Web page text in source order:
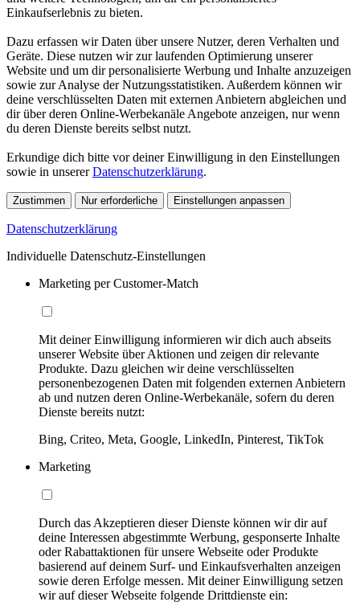
Einkaufserlebnis zu bieten.
Dazu erfassen wir Daten über unsere Nutzer, deren Verhalten und
Geräte. Diese nutzen wir zur laufenden Optimierung unserer
Website und um dir personalisierte Werbung und Inhalte anzuzeigen
sowie zur Analyse der Nutzungsstatistiken. Außerdem können wir
deine verschlüsselten Daten mit externen Anbietern abgleichen und
dir über deren Online-Werbekanäle Angebote anzeigen, nur wenn
du deren Dienste bereits selbst nutzt.
Erkundige dich bitte vor deiner Einwilligung in den Einstellungen
sowie in unsererDatenschutzerklärung.
Zustimmen Nur erforderliche Einstellungen anpassen
Datenschutzerklärung
Individuelle Datenschutz-Einstellungen
Marketing per Customer-Match
Mit deiner Einwilligung informieren wir dich auch abseits
unserer Website über Aktionen und zeigen dir relevante
Produkte. Dazu gleichen wir deine verschlüsselten
personenbezogenen Daten mit folgenden externen Anbietern
ab und nutzen deren Online-Werbekanäle, sofern du deren
Dienste bereits nutzt:
Bing, Criteo, Meta, Google, LinkedIn, Pinterest, TikTok
Marketing
Durch das Akzeptieren dieser Dienste können wir dir auf
deine Interessen abgestimmte Werbung, gesponserte Inhalte
oder Rabattaktionen für unsere Webseite oder Produkte
basierend auf deinem Surf- und Einkaufsverhalten anzeigen
sowie deren Erfolge messen. Mit deiner Einwilligung setzen
wir auf dieser Webseite folgende Drittdienste ein: